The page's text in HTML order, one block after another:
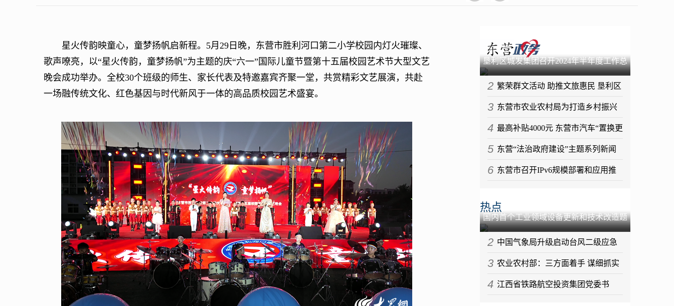
星火传韵映童心，童梦扬帆启新程。5月29日晚，东营市胜利河口第二小学校园内灯火璀璨、
歌声嘹亮，以“星火传韵，童梦扬帆”为主题的庆“六一”国际儿童节暨第十五届校园艺术节大型文艺
晚会成功举办。全校30个班级的师生、家长代表及特邀嘉宾齐聚一堂，共赏精彩文艺展演，共赴
一场融传统文化、红色基因与时代新风于一体的高品质校园艺术盛宴。